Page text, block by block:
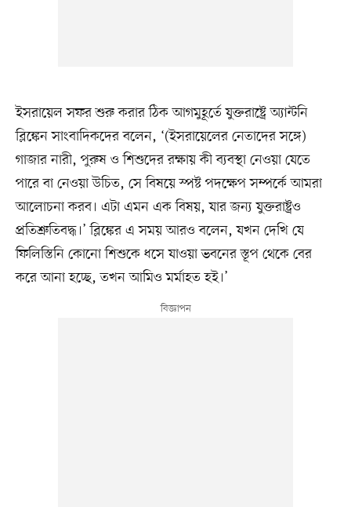
ইসরায়েল সফর শুরু করার ঠিক আগমুহূর্তে যুক্তরাষ্ট্রে অ্যান্টনি
ব্লিঙ্কেন সাংবাদিকদের বলেন, ‘(ইসরায়েলের নেতাদের সঙ্গে)
গাজার নারী, পুরুষ ও শিশুদের রক্ষায় কী ব্যবস্থা নেওয়া যেতে
পারে বা নেওয়া উচিত, সে বিষয়ে স্পষ্ট পদক্ষেপ সম্পর্কে আমরা
আলোচনা করব। এটা এমন এক বিষয়, যার জন্য যুক্তরাষ্ট্রও
প্রতিশ্রুতিবদ্ধ।’ ব্লিঙ্কের এ সময় আরও বলেন, যখন দেখি যে
ফিলিস্তিনি কোনো শিশুকে ধসে যাওয়া ভবনের স্তূপ থেকে বের
করে আনা হচ্ছে, তখন আমিও মর্মাহত হই।’